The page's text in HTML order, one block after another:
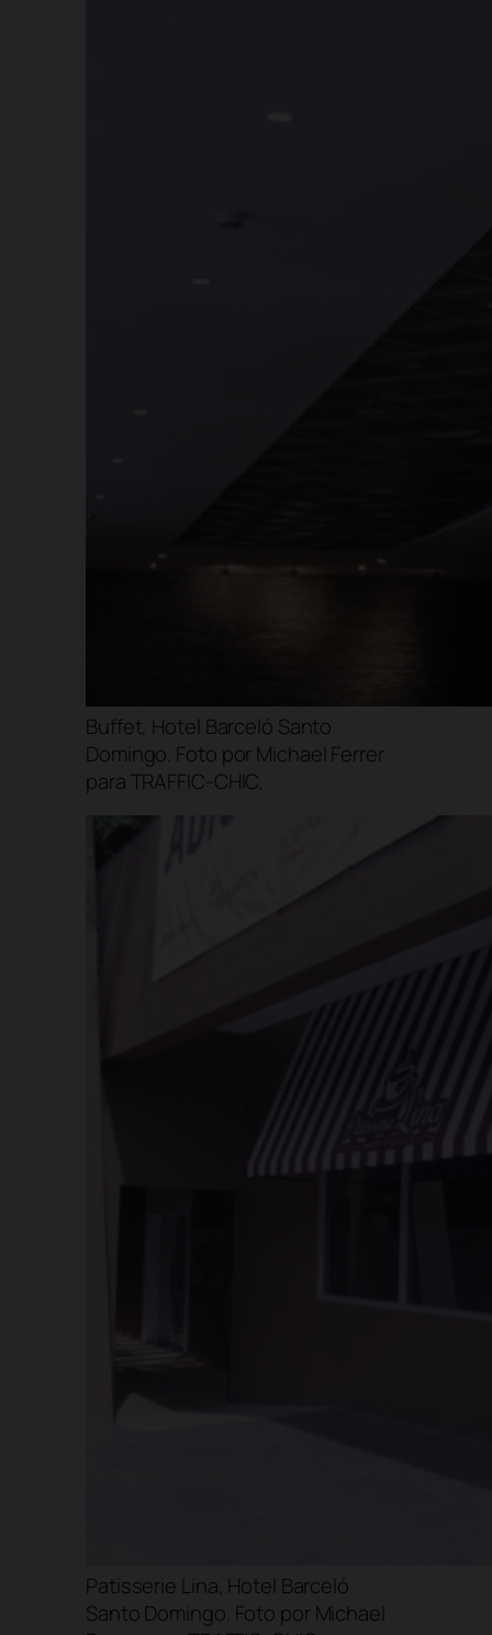
Buffet, Hotel Barceló Santo
Domingo. Foto por Michael Ferrer
para TRAFFIC-CHIC.
Patisserie Lina, Hotel Barceló
Santo Domingo. Foto por Michael